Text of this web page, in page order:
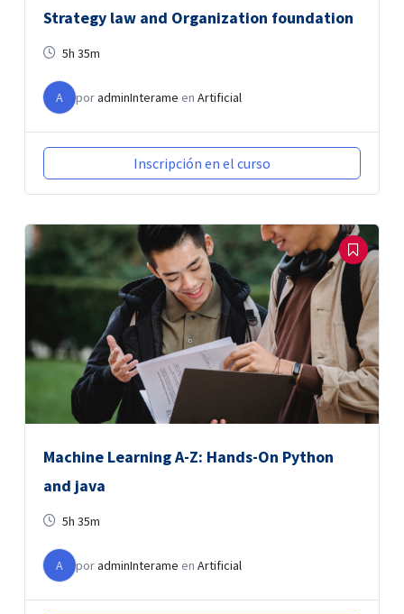
Strategy law and Organization foundation
5h 35m
A poradminInterame en Artificial
Inscripción en el curso
Machine Learning A-Z: Hands-On Python
and java
5h 35m
A poradminInterame en Artificial